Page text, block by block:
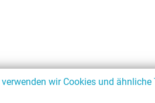
wir Cookies und